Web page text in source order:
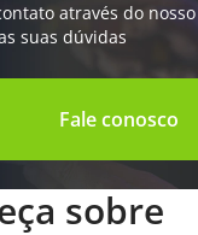
através do
suas dúvidas
Fale conosco
sobre